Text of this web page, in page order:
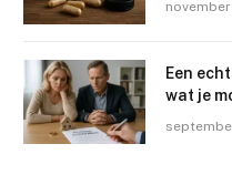
Een
wat je